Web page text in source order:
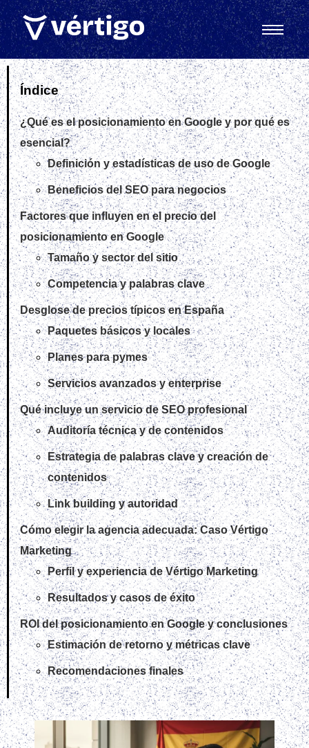
Índice
¿Qué es el posicionamiento en Google y por qué es
esencial?
Definición y estadísticas de uso de Google
Beneficios del SEO para negocios
Factores que influyen en el precio del
posicionamiento en Google
Tamaño y sector del sitio
Competencia y palabras clave
Desglose de precios típicos en España
Paquetes básicos y locales
Planes para pymes
Servicios avanzados y enterprise
Qué incluye un servicio de SEO profesional
Auditoría técnica y de contenidos
Estrategia de palabras clave y creación de
contenidos
Link building y autoridad
Cómo elegir la agencia adecuada: Caso Vértigo
Marketing
Perfil y experiencia de Vértigo Marketing
Resultados y casos de éxito
ROI del posicionamiento en Google y conclusiones
Estimación de retorno y métricas clave
Recomendaciones finales